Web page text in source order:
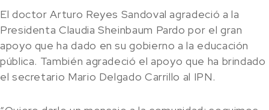
El doctor Arturo Reyes Sandoval agradeció a la
Presidenta Claudia Sheinbaum Pardo por el gran
apoyo que ha dado en su gobierno a la educación
pública. También agradeció el apoyo que ha brindado
el secretario Mario Delgado Carrillo al IPN.